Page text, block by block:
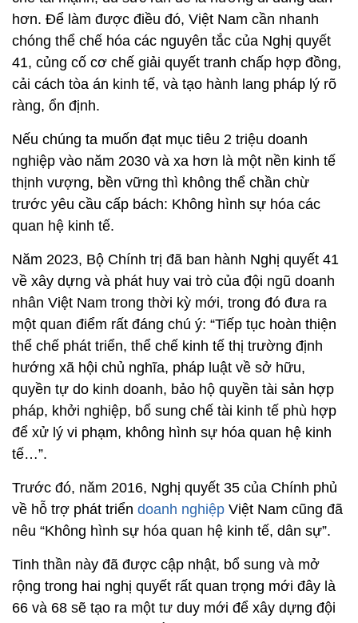
hơn. Để làm được điều đó, Việt Nam cần nhanh
chóng thể chế hóa các nguyên tắc của Nghị quyết
41, củng cố cơ chế giải quyết tranh chấp hợp đồng,
cải cách tòa án kinh tế, và tạo hành lang pháp lý rõ
ràng, ổn định.
Nếu chúng ta muốn đạt mục tiêu 2 triệu doanh
nghiệp vào năm 2030 và xa hơn là một nền kinh tế
thịnh vượng, bền vững thì không thể chần chừ
trước yêu cầu cấp bách: Không hình sự hóa các
quan hệ kinh tế.
Năm 2023, Bộ Chính trị đã ban hành Nghị quyết 41
về xây dựng và phát huy vai trò của đội ngũ doanh
nhân Việt Nam trong thời kỳ mới, trong đó đưa ra
một quan điểm rất đáng chú ý: “Tiếp tục hoàn thiện
thể chế phát triển, thể chế kinh tế thị trường định
hướng xã hội chủ nghĩa, pháp luật về sở hữu,
quyền tự do kinh doanh, bảo hộ quyền tài sản hợp
pháp, khởi nghiệp, bổ sung chế tài kinh tế phù hợp
để xử lý vi phạm, không hình sự hóa quan hệ kinh
tế…”.
Trước đó, năm 2016, Nghị quyết 35 của Chính phủ
về hỗ trợ phát triển doanh nghiệp Việt Nam cũng đã
nêu “Không hình sự hóa quan hệ kinh tế, dân sự”.
Tinh thần này đã được cập nhật, bổ sung và mở
rộng trong hai nghị quyết rất quan trọng mới đây là
66 và 68 sẽ tạo ra một tư duy mới để xây dựng đội